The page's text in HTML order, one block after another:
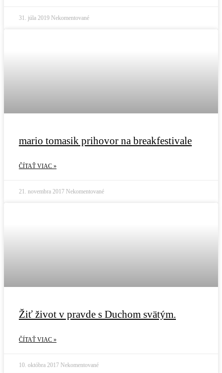
31. júla 2019 Nekomentované
mario tomasik prihovor na breakfestivale
ČÍTAŤ VIAC »
21. novembra 2017 Nekomentované
Žiť život v pravde s Duchom svätým.
ČÍTAŤ VIAC »
10. októbra 2017 Nekomentované